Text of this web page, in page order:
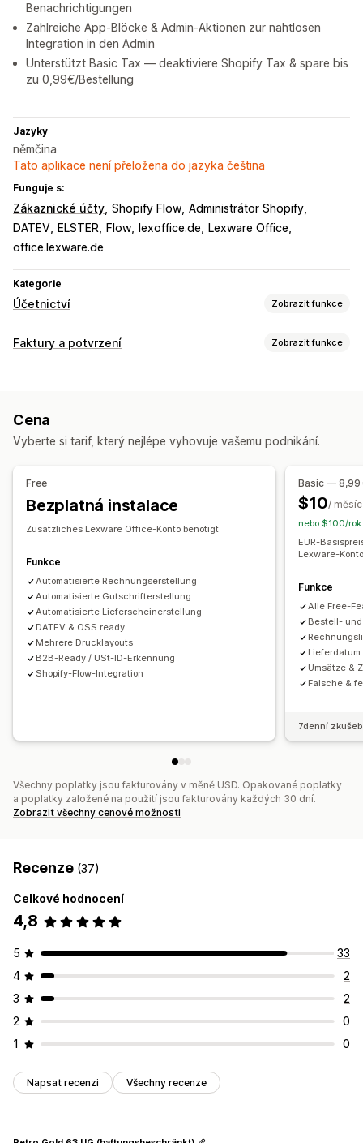
Benachrichtigungen
Zahlreiche App-Blöcke & Admin-Aktionen zur nahtlosen
Integration in den Admin
Unterstützt Basic Tax — deaktiviere Shopify Tax & spare bis
zu 0,99€/Bestellung
Jazyky
němčina
Tato aplikace není přeložena do jazyka čeština
Funguje s:
Zákaznické účty Shopify Flow Administrátor Shopify
DATEV
ELSTER Flow lexoffice.de
Lexware Office
office.lexware.de
Kategorie
Účetnictví Zobrazit funkce
Finanční výkazy
Finanční operace
Daňové odpočty
Nákupní objednávky
Více obchodů
Automatizovaná synchronizace dat
Sladění bankovních výpisů s účetními záznamy
Řešení chyb Import historických dat
Faktury a potvrzení Zobrazit funkce
Správa souborů
Tisk a export
Výkazy
Cena
Vyberte si tarif, který nejlépe vyhovuje vašemu podnikání.
Free
Bezplatná instalace
Zusätzliches Lexware Office-Konto benötigt
Funkce
Automatisierte Rechnungserstellung
Automatisierte Gutschrifterstellung
Automatisierte Lieferscheinerstellung
DATEV & OSS ready
Mehrere Drucklayouts
B2B-Ready / USt-ID-Erkennung
Shopify-Flow-Integration
Basic — 8,99
$10/ měsíc
nebo $100/rok
EUR-
Lexware-
Funkce
Alle Free-
Bestell-
Umsätze &
Falsche &
7denní
Všechny poplatky jsou fakturovány v měně USD. Opakované poplatky
a poplatky založené na použití jsou fakturovány každých 30 dní.
Zobrazit všechny cenové možnosti
Recenze (37)
Celkové hodnocení
4,8
5
33
4
2
3
2
2
0
1
0
Napsat recenzi Všechny recenze